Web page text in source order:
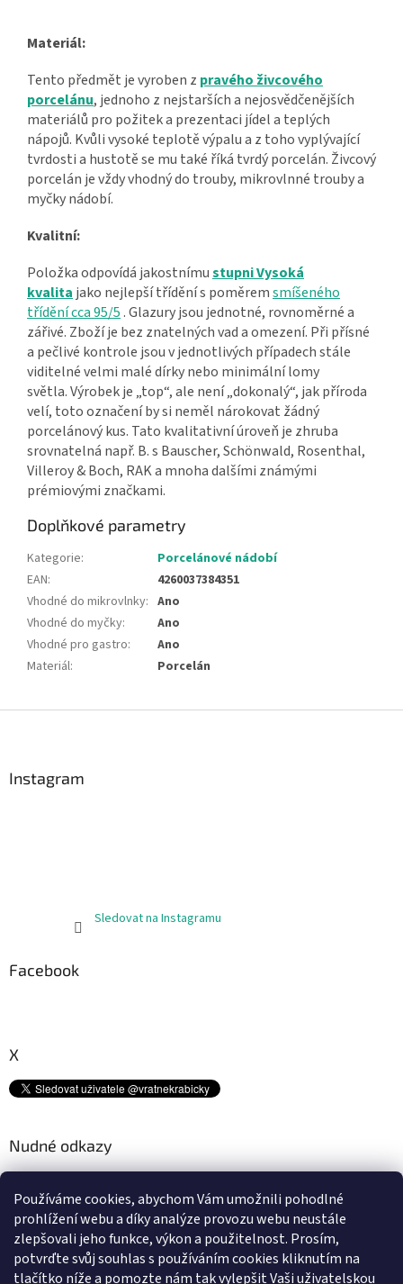
Používáme cookies, abychom Vám umožnili pohodlné
prohlížení webu a díky analýze provozu webu neustále
zlepšovali jeho funkce, výkon a použitelnost. Prosím,
potvrďte svůj souhlas s používáním cookies kliknutím na
tlačítko níže a pomozte nám tak vylepšit Vaši uživatelskou
Materiál:
Tento předmět je vyroben z pravého živcového
porcelánu, jednoho z nejstarších a nejosvědčenějších
materiálů pro požitek a prezentaci jídel a teplých
nápojů. Kvůli vysoké teplotě výpalu a z toho vyplývající
tvrdosti a hustotě se mu také říká tvrdý porcelán. Živcový
porcelán je vždy vhodný do trouby, mikrovlnné trouby a
myčky nádobí.
Kvalitní:
Položka odpovídá jakostnímustupni Vysoká
kvalita jako nejlepší třídění s poměremsmíšeného
třídění cca 95/5 . Glazury jsou jednotné, rovnoměrné a
zářivé. Zboží je bez znatelných vad a omezení. Při přísné
a pečlivé kontrole jsou v jednotlivých případech stále
viditelné velmi malé dírky nebo minimální lomy
světla. Výrobek je „top“, ale není „dokonalý“, jak příroda
velí, toto označení by si neměl nárokovat žádný
porcelánový kus. Tato kvalitativní úroveň je zhruba
srovnatelná např. B. s Bauscher, Schönwald, Rosenthal,
Villeroy & Boch, RAK a mnoha dalšími známými
prémiovými značkami.
Doplňkové parametry
Kategorie:
Porcelánové nádobí
EAN:
4260037384351
Vhodné do mikrovlnky: Ano
Vhodné do myčky:
Ano
Vhodné pro gastro:
Ano
Materiál: Porcelán
Instagram
Sledovat na Instagramu
Facebook
X
Nudné odkazy
Platební metody
Doprava
Podmínky ochrany osobních údajů
Obchodní podmínky